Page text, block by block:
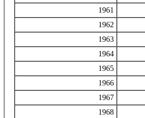
1961
1962
1963
1964
1965
1966
1967
1968